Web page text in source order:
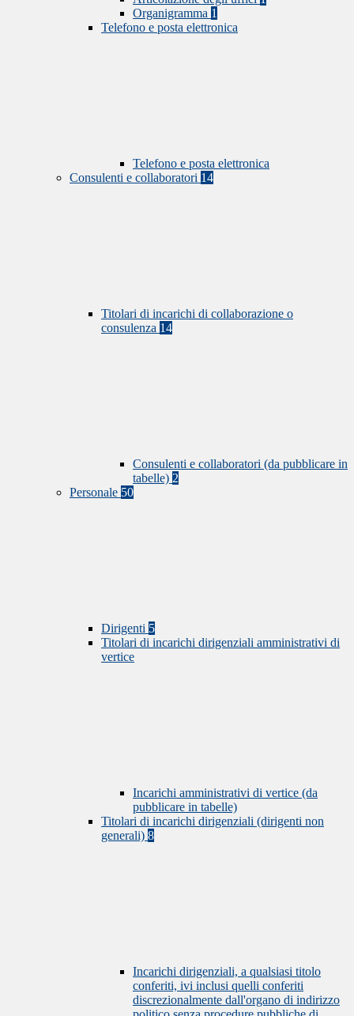
Organigramma 1
Telefono e posta elettronica
Telefono e posta elettronica
Consulenti e collaboratori 14
Titolari di incarichi di collaborazione o
consulenza 14
Consulenti e collaboratori (da pubblicare in
tabelle) 2
Personale 50
Dirigenti 5
Titolari di incarichi dirigenziali amministrativi di
vertice
Incarichi amministrativi di vertice (da
pubblicare in tabelle)
Titolari di incarichi dirigenziali (dirigenti non
generali) 8
Incarichi dirigenziali, a qualsiasi titolo
conferiti, ivi inclusi quelli conferiti
discrezionalmente dall'organo di indirizzo